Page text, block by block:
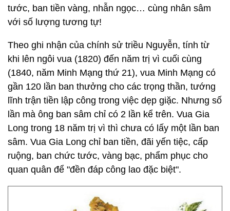
tước, ban tiền vàng, nhẫn ngọc… cùng nhân sâm
với số lượng tương tự!
Theo ghi nhận của chính sử triều Nguyễn, tính từ
khi lên ngôi vua (1820) đến năm trị vì cuối cùng
(1840, năm Minh Mạng thứ 21), vua Minh Mạng có
gần 120 lần ban thưởng cho các trọng thần, tướng
lĩnh trận tiền lập công trong việc dẹp giặc. Nhưng số
lần mà ông ban sâm chỉ có 2 lần kể trên. Vua Gia
Long trong 18 năm trị vì thì chưa có lấy một lần ban
sâm. Vua Gia Long chỉ ban tiền, đãi yến tiệc, cấp
ruộng, ban chức tước, vàng bạc, phẩm phục cho
quan quân để "đền đáp công lao đặc biệt".